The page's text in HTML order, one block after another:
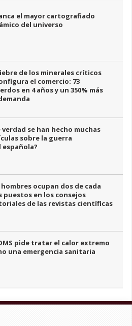
el mayor cartografiado
del universo
de los minerales críticos
el comercio: 73
en 4 años y un 350% más
verdad se han hecho muchas
sobre la guerra
española?
hombres ocupan dos de cada
puestos en los consejos
de las revistas científicas
pide tratar el calor extremo
una emergencia sanitaria